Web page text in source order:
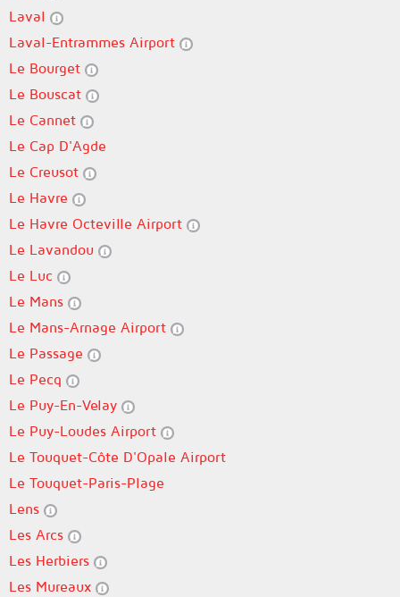
Laval
Laval-Entrammes Airport
Le Bourget
Le Bouscat
Le Cannet
Le Cap D'Agde
Le Creusot
Le Havre
Le Havre Octeville Airport
Le Lavandou
Le Luc
Le Mans
Le Mans-Arnage Airport
Le Passage
Le Pecq
Le Puy-En-Velay
Le Puy-Loudes Airport
Le Touquet-Côte D'Opale Airport
Le Touquet-Paris-Plage
Lens
Les Arcs
Les Herbiers
Les Mureaux